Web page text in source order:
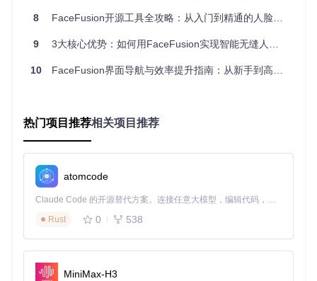
决策路径：
低质量/模糊图像（<640p）→ 强力修复路径
轻度增强路径（适合清晰自拍照）：
模型选择：
权重设置：0.3-0.4
混合度配置：65-75（自然过渡边界）
标准增强路径（适合普通人像）：
权重设置：
混合度配置：55-65
8 FaceFusion开源工具全攻略：从入门到精通的人脸增强与交换核心技巧
9 3大核心优势：如何用FaceFusion实现智能无缝人脸融合？
10 FaceFusion界面导航与效率提升指南：从新手到高手的操作逻辑解析
热门项目推荐相关项目推荐
atomcode
Claude Code 的开源替代方案。连接任意大模型，编辑代码，运行命令，自动验证 — 全自动执行。用 Rust 构建，极致性能。 ｜ An open-source alternative to Claude Code. Connect any LLM, edit code, run commands, and verify changes — autonomously. Built in Rust for speed. Get Started
Rust
0 538
MiniMax-H3